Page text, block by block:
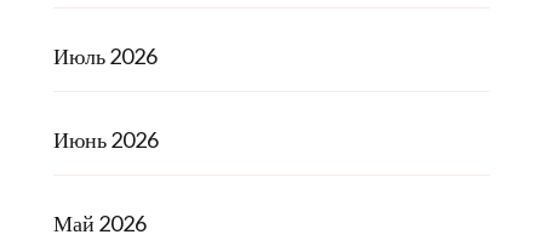
Июль 2026
Июнь 2026
Май 2026